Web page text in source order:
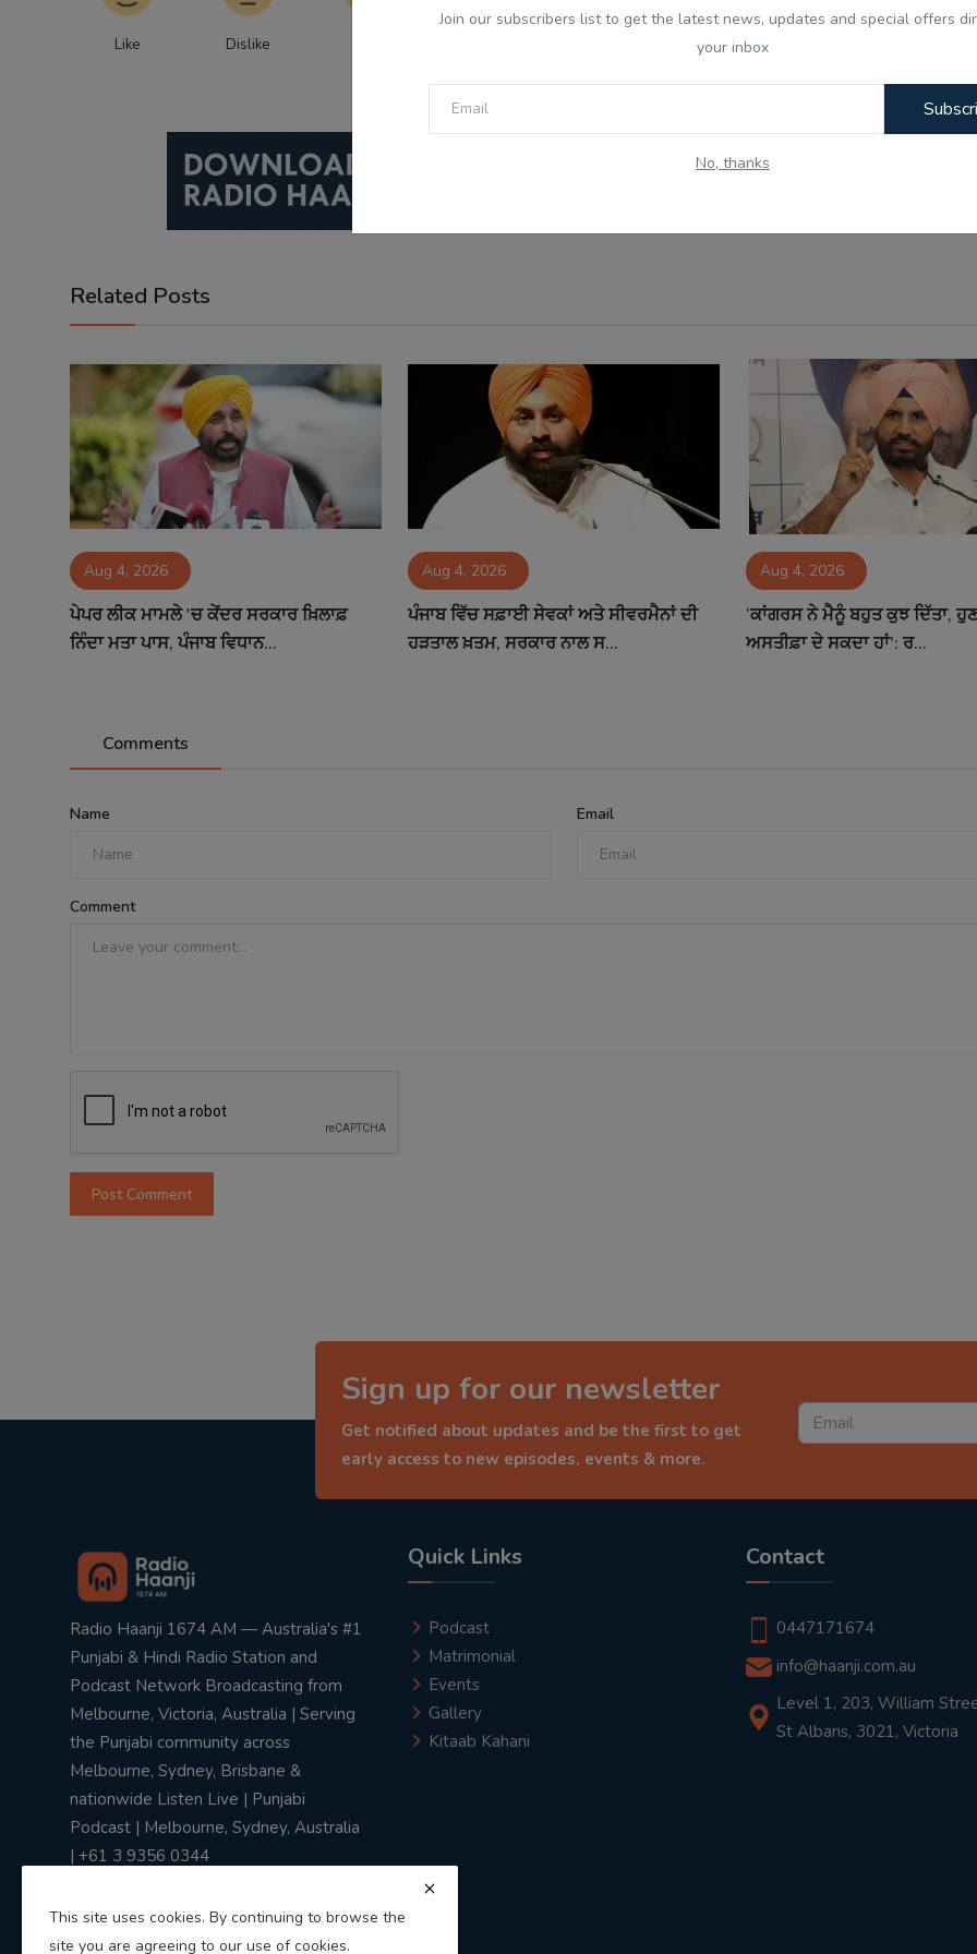
Join our subscribers list to get the latest news, updates and special offers
your inbox
No, thanks
Like Dislike Sad
Related Posts
Aug 4, 2026
ਪੇਪਰ ਲੀਕ ਮਾਮਲੇ 'ਚ ਕੇਂਦਰ ਸਰਕਾਰ ਖ਼ਿਲਾਫ਼
ਨਿੰਦਾ ਮਤਾ ਪਾਸ, ਪੰਜਾਬ ਵਿਧਾਨ...
Aug 4, 2026
ਪੰਜਾਬ ਵਿੱਚ ਸਫ਼ਾਈ ਸੇਵਕਾਂ ਅਤੇ ਸੀਵਰਮੈਨਾਂ ਦੀ
ਹੜਤਾਲ ਖ਼ਤਮ, ਸਰਕਾਰ ਨਾਲ ਸ...
Aug 4, 2026
‘ਕਾਂਗਰਸ ਨੇ ਮੈਨੂੰ ਬਹੁਤ ਕੁਝ ਦਿੱਤਾ,
ਅਸਤੀਫ਼ਾ ਦੇ ਸਕਦਾ ਹਾਂ’: ਰ...
Comments
Name Email
Comment
Post Comment
Sign up for our newsletter
Get notified about updates and be the first to get
early access to new episodes, events & more.
Radio Haanji 1674 AM — Australia's #1
Punjabi & Hindi Radio Station and
Podcast Network Broadcasting from
Melbourne, Victoria, Australia | Serving
the Punjabi community across
Melbourne, Sydney, Brisbane &
nationwide Listen Live | Punjabi
Podcast | Melbourne, Sydney, Australia
| +61 3 9356 0344
Quick Links
Podcast
Matrimonial
Events
Gallery
Kitaab Kahani
Contact
0447171674
info@haanji.com.au
Level 1, 203, William
St Albans, 3021, Victoria
This site uses cookies. By continuing to browse the
site you are agreeing to our use of cookies.